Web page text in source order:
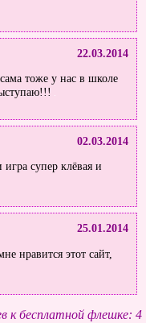
22.03.2014
тоже у нас в школе
02.03.2014
игра супер клёвая и
25.01.2014
нравится этот сайт,
к бесплатной флешке: 4